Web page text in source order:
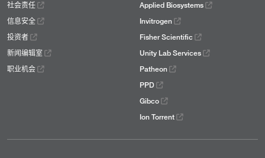
社会责任
信息安全
投资者
新闻编辑室
职业机会
Applied Biosystems
Invitrogen
Fisher Scientific
Unity Lab Services
Patheon
PPD
Gibco
Ion Torrent